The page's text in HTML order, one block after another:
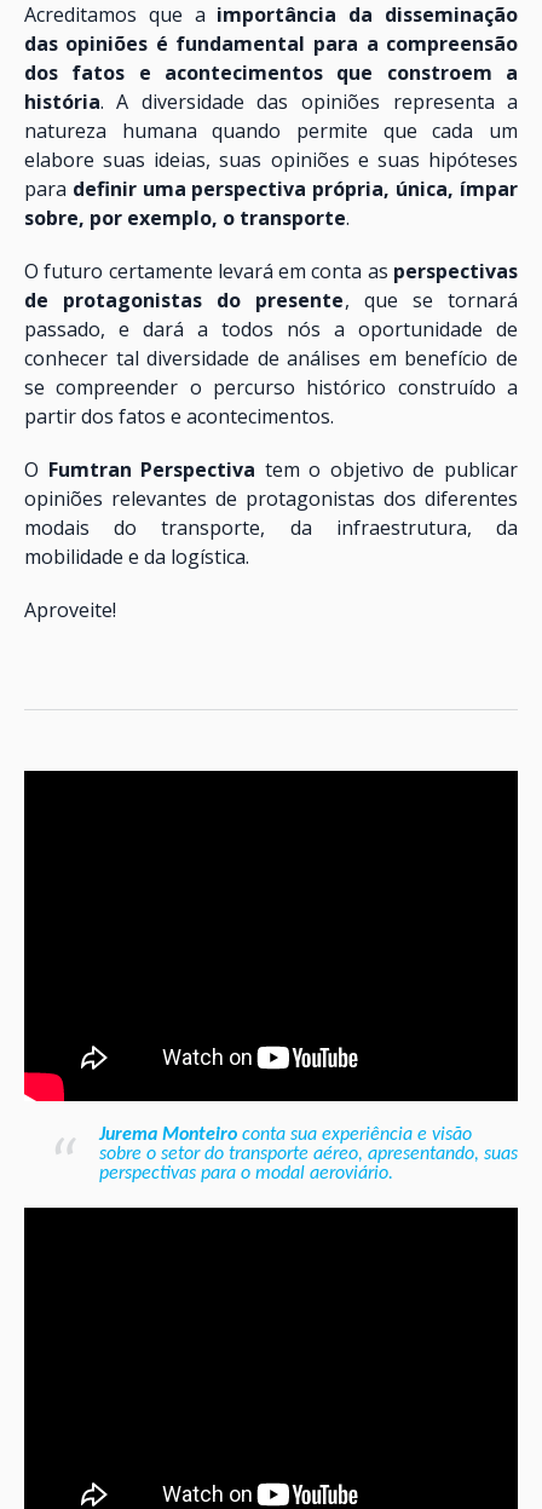
Acreditamos que a importância da disseminação
das opiniões é fundamental para a compreensão
dos fatos e acontecimentos que constroem a
história. A diversidade das opiniões representa a
natureza humana quando permite que cada um
elabore suas ideias, suas opiniões e suas hipóteses
para definir uma perspectiva própria, única, ímpar
sobre, por exemplo, o transporte.
O futuro certamente levará em conta as perspectivas
de protagonistas do presente, que se tornará
passado, e dará a todos nós a oportunidade de
conhecer tal diversidade de análises em benefício de
se compreender o percurso histórico construído a
partir dos fatos e acontecimentos.
O Fumtran Perspectiva tem o objetivo de publicar
opiniões relevantes de protagonistas dos diferentes
modais do transporte, da infraestrutura, da
mobilidade e da logística.
Aproveite!
Jurema Monteiroconta sua experiência e visão
sobre o setor do transporte aéreo, apresentando, suas
perspectivas para o modal aeroviário.